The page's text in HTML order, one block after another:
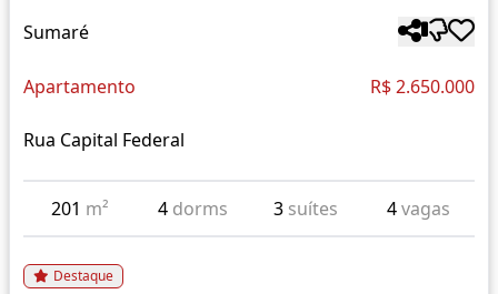
Sumaré
Apartamento R$ 2.650.000
Rua Capital Federal
201 m² 4 dorms 3 suítes 4vagas
Destaque